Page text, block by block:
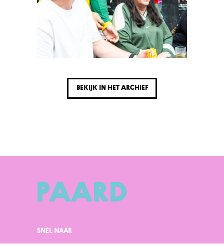
Bekijk in het archief
SNEL NAAR